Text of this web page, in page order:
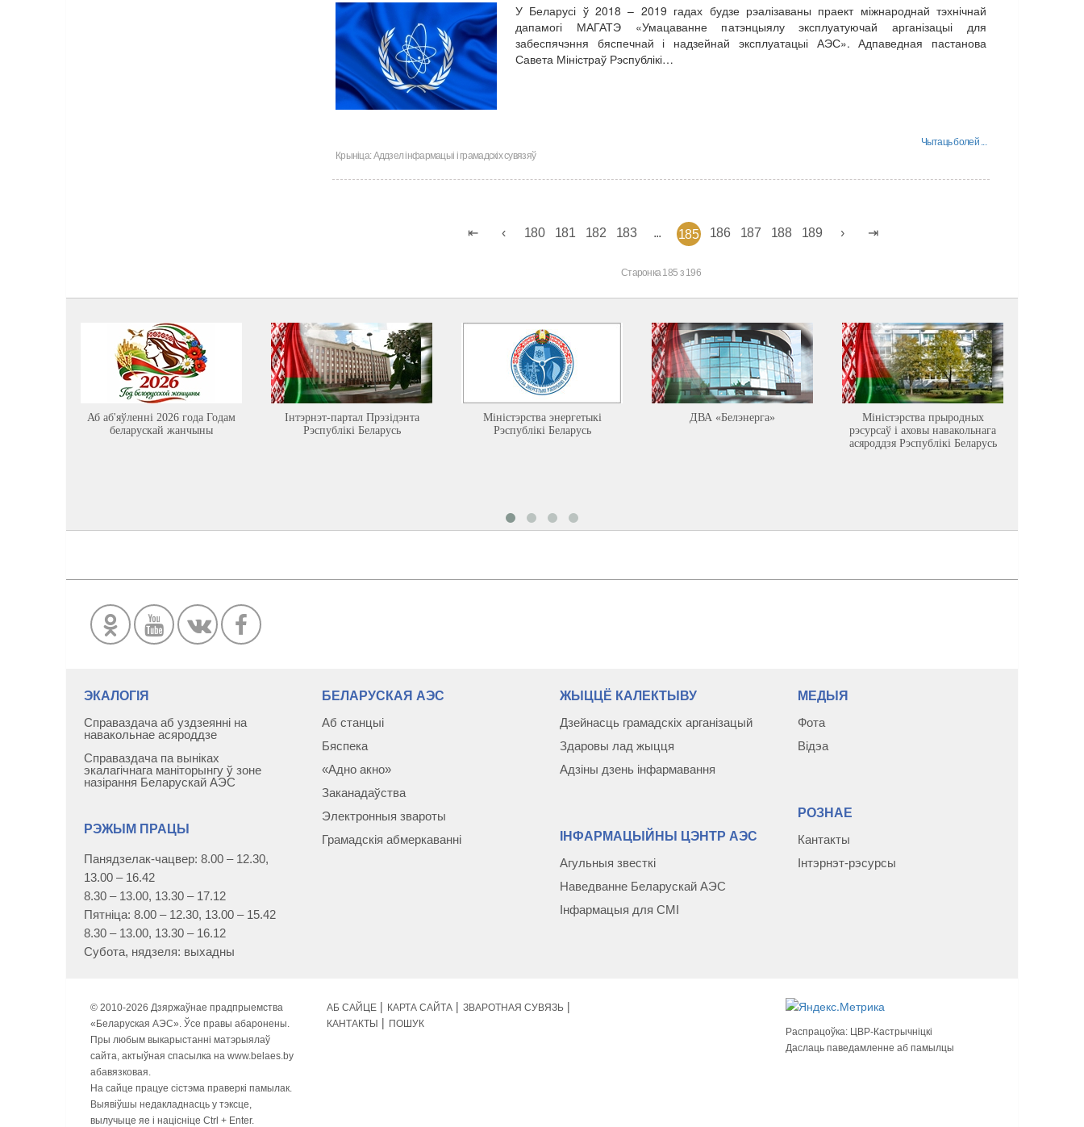
У Беларусі ў 2018 – 2019 гадах будзе рэалізаваны праект міжнароднай тэхнічнай
дапамогі МАГАТЭ «Умацаванне патэнцыялу эксплуатуючай арганізацыі для
забеспячэння бяспечнай і надзейнай эксплуатацыі АЭС». Адпаведная пастанова
Савета Міністраў Рэспублікі…
Чытаць болей ...
Крыніца: Аддзел інфармацыі і грамадскіх сувязяў
180 181 182 183 185 186 187 188 189
Старонка 185 з 196
Аб аб'яўленні 2026 года Годам
беларускай жанчыны
Інтэрнэт-партал Прэзідэнта
Рэспублікі Беларусь
Міністэрства энергетыкі
Рэспублікі Беларусь
ДВА «Белэнерга»
Міністэрства прыродных
рэсурсаў і аховы навакольнага
асяроддзя Рэспублікі Беларусь
ЭКАЛОГІЯ
Справаздача аб уздзеянні на
навакольнае асяроддзе
Справаздача па выніках
экалагічнага маніторынгу ў зоне
назірання Беларускай АЭС
РЭЖЫМ ПРАЦЫ
Панядзелак-чацвер: 8.00 – 12.30,
13.00 – 16.42
8.30 – 13.00, 13.30 – 17.12
Пятніца: 8.00 – 12.30, 13.00 – 15.42
8.30 – 13.00, 13.30 – 16.12
Субота, нядзеля: выхадны
БЕЛАРУСКАЯ АЭС
Аб станцыі
Бяспека
«Адно акно»
Заканадаўства
Электронныя звароты
Грамадскія абмеркаваннi
ЖЫЦЦЁ КАЛЕКТЫВУ
Дзейнасць грамадскіх арганізацый
Здаровы лад жыцця
Адзіны дзень інфармавання
ІНФАРМАЦЫЙНЫ ЦЭНТР АЭС
Агульныя звесткі
Наведванне Беларускай АЭС
Інфармацыя для СМІ
МЕДЫЯ
Фота
Відэа
РОЗНАЕ
Кантакты
Інтэрнэт-рэсурсы
© 2010-2026 Дзяржаўнае прадпрыемства
«Беларуская АЭС». Ўсе правы абаронены.
Пры любым выкарыстанні матэрыялаў
сайта, актыўная спасылка на www.belaes.by
абавязковая.
На сайце працуе сістэма праверкі памылак.
Выявіўшы недакладнасць у тэксце,
вылучыце яе і націсніце Ctrl + Enter.
АБ САЙЦЕ КАРТА САЙТА
ЗВАРОТНАЯ СУВЯЗЬ
КАНТАКТЫ
ПОШУК
Распрацоўка: ЦВР-Кастрычніцкі
Даслаць паведамленне аб памылцы